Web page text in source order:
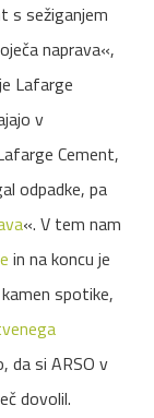
s sežiganjem
naprava«,
Lafarge
v
Cement,
odpadke, pa
«. V tem nam
in na koncu je
spotike,
da si ARSO v
dovolil.